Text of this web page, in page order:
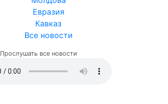
Евразия
Кавказ
Все новости
Прослушать все новости